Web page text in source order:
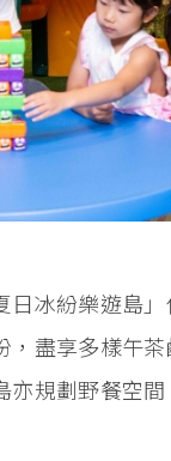
日冰紛樂遊島
，盡享多樣午
亦規劃野餐空